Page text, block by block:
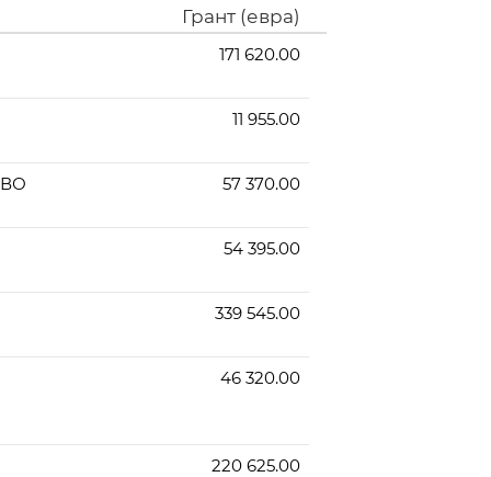
Грант (евра)
171 620.00
11 955.00
57 370.00
54 395.00
339 545.00
46 320.00
220 625.00